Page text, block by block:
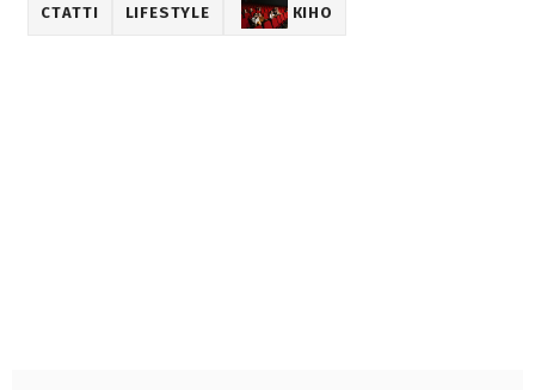
СТАТТІ LIFESTYLE КІНО